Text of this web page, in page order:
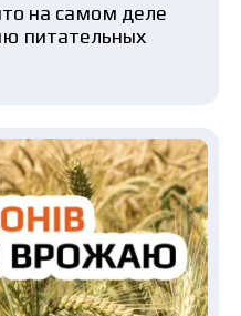
на самом деле
питательных